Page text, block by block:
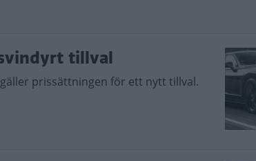
tillval
prissättningen för ett nytt tillval.